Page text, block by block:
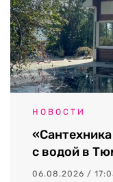
НОВОСТИ
с водой в
06.08.2026 /